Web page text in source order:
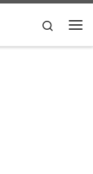
Search